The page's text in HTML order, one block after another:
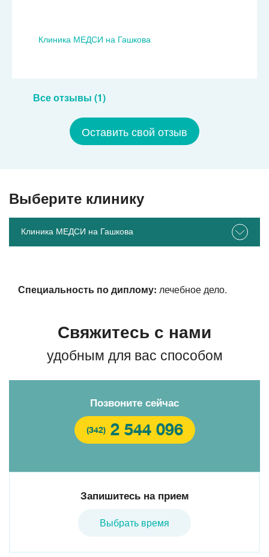
Клиника МЕДСИ на Гашкова
Все отзывы (1)
Оставить свой отзыв
Выберите клинику
Клиника МЕДСИ на Гашкова
Специальность по диплому: лечебное дело.
Свяжитесь с нами
удобным для вас способом
Позвоните сейчас
(342) 2 544 096
Запишитесь на прием
Выбрать время